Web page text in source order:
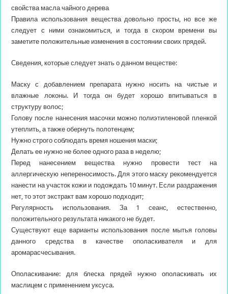
свойства масла чайного дерева
Правила использования вещества довольно просты, но все же
следует с ними ознакомиться, и тогда в скором времени вы
заметите положительные изменения в состоянии своих прядей.
Сведения, которые следует знать о данном веществе:
Маску с добавлением препарата нужно носить на чистые и
влажные локоны. И тогда он будет хорошо впитываться в
структуру волос;
Голову после нанесения масочки можно полиэтиленовой пленкой
утеплить, а также обернуть полотенцем;
Нужно строго соблюдать время ношения маски;
Делать ее нужно не более одного раза в неделю;
Перед нанесением вещества нужно провести тест на
аллергическую непереносимость. Для этого маску рекомендуется
нанести на участок кожи и подождать 10 минут. Если раздражения
нет, то этот экстракт вам хорошо подходит;
Регулярность использования. За 1 сеанс, естественно,
положительного результата никакого не будет.
Существуют еще варианты использования после мытья головы
данного средства в качестве ополаскивателя и для
аромарасчесывания.
Ополаскивание: для блеска прядей нужно ополаскивать их
маслицем с применением уксуса.